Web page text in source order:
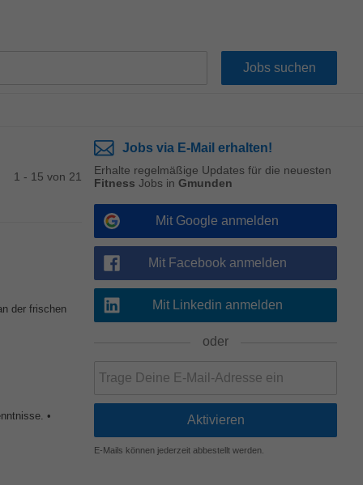
1 - 15 von 21
der frischen
•
Jobs via E-Mail erhalten!
Erhalte regelmäßige Updates für die neuesten
Fitness Jobs in Gmunden
Mit Google anmelden
Mit Facebook anmelden
Mit Linkedin anmelden
oder
E-Mails können jederzeit abbestellt werden.